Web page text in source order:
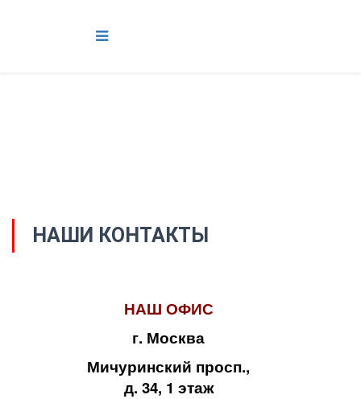
НАШИ КОНТАКТЫ
НАШ ОФИС
г. Москва
Мичуринский просп.,
д. 34, 1 этаж